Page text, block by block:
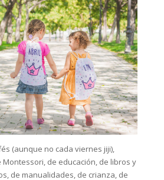
(aunque no cada viernes jiji),
de educación, de libros y
de manualidades, de crianza, de